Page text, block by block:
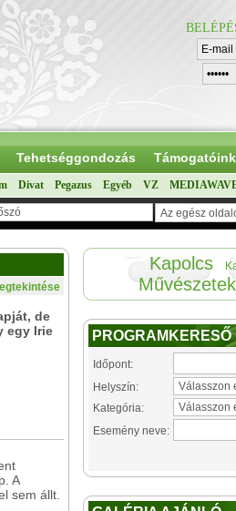
Tehetséggondozás Támogatóink
Divat Pegazus Egyéb VZ
de
egy Irie
A
sem állt.
Kapolcs
PROGRAMKERESŐ
Időpont:
Helyszín:
Kategória:
Esemény neve: